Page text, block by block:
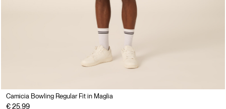
Camicia Bowling Regular Fit in Maglia
€ 25,99